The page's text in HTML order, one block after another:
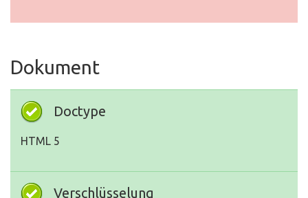
Dokument
Doctype
HTML 5
Verschlüsselung